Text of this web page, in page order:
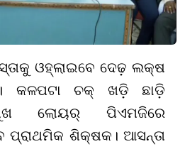
ଓହ୍ଲାଇବେ ଦେଢ଼ ଲକ୍ଷ
କଳପଟା ଚକ୍ ଖଡ଼ି ଛାଡ଼ି
ଲୋୟର୍ ପିଏମଜିରେ
ପ୍ରାଥମିକ ଶିକ୍ଷକ। ଆସନ୍ତା